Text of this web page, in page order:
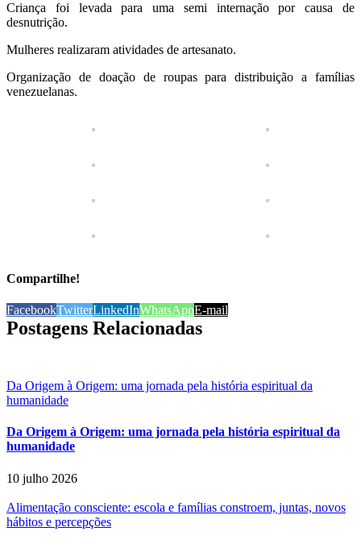
Criança foi levada para uma semi internação por causa de
desnutrição.
Mulheres realizaram atividades de artesanato.
Organização de doação de roupas para distribuição a famílias
venezuelanas.
Compartilhe!
FacebookTwitterLinkedInWhatsAppE-mail
Postagens Relacionadas
Da Origem à Origem: uma jornada pela história espiritual da
humanidade
Da Origem à Origem: uma jornada pela história espiritual da
humanidade
10 julho 2026
Alimentação consciente: escola e famílias constroem, juntas, novos
hábitos e percepções